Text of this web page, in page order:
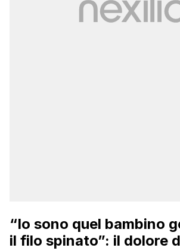
“Io sono quel bambino
il filo spinato”: il dolore